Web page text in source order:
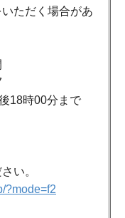
ただく場合があ
18時00分まで
い。
?mode=f2